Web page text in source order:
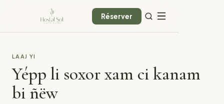
Réserver
LAAJ YI
Yépp li soxor xam ci kanam
bi ñëw